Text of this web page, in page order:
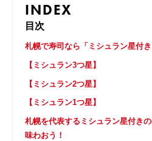
INDEX
目次
札幌で寿司なら「ミシュラン星付き
【ミシュラン3つ星】
【ミシュラン2つ星】
【ミシュラン1つ星】
札幌を代表するミシュラン星付き
味わおう！